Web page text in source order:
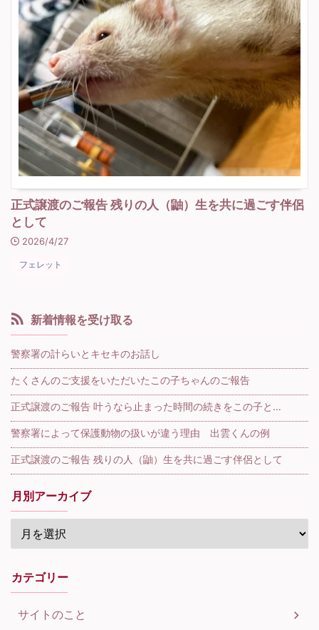
正式譲渡のご報告 残りの人（鼬）生を共に過ごす伴侶
として
2026/4/27
フェレット
新着情報を受け取る
警察署の計らいとキセキのお話し
たくさんのご支援をいただいたこの子ちゃんのご報告
正式譲渡のご報告 叶うなら止まった時間の続きをこの子と…
警察署によって保護動物の扱いが違う理由 出雲くんの例
正式譲渡のご報告 残りの人（鼬）生を共に過ごす伴侶として
月別アーカイブ
カテゴリー
サイトのこと